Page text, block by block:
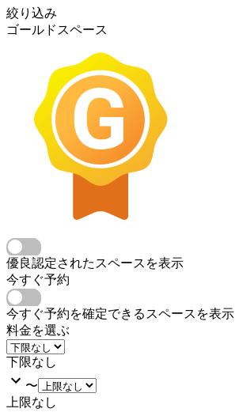
絞り込み
ゴールドスペース
優良認定されたスペースを表示
今すぐ予約
今すぐ予約を確定できるスペースを表示
料金を選ぶ
下限なし
〜
上限なし